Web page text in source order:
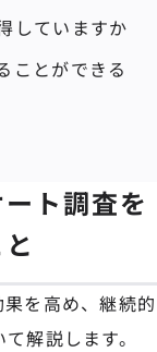
していますか
ことができる
ト調査を
を高め、継続的
解説します。